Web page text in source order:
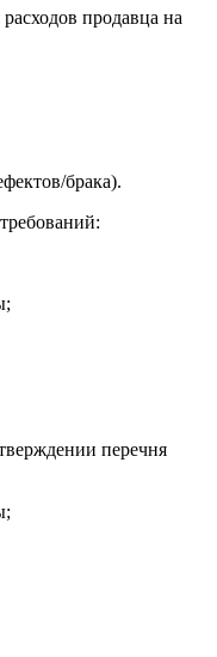
продавца на
брака).
перечня